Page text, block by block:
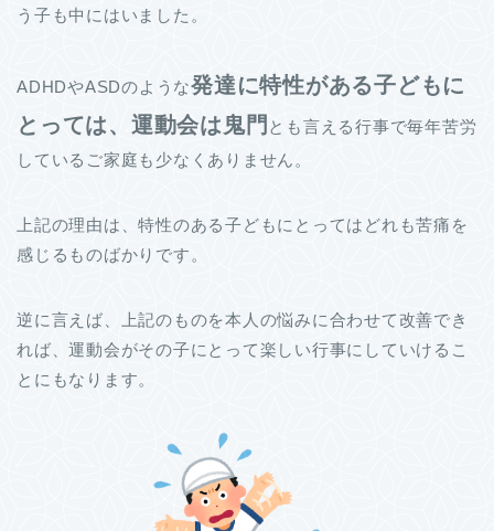
う子も中にはいました。
ADHDやASDのような発達に特性がある子どもに
とっては、運動会は鬼門 とも言える行事で毎年苦労
しているご家庭も少なくありません。
上記の理由は、特性のある子どもにとってはどれも苦痛を
感じるものばかりです。
逆に言えば、上記のものを本人の悩みに合わせて改善でき
れば、運動会がその子にとって楽しい行事にしていけるこ
とにもなります。